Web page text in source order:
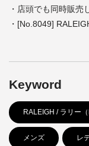
・店頭でも同時販売
・[No.8049]
Keyword
RALEIGH / ラリー
メンズ レ